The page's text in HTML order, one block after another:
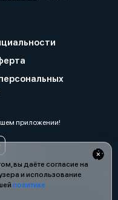
вы даёте согласие на
и использование
политике
приложении!